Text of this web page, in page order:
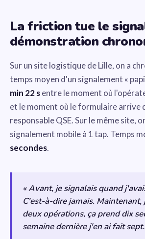
La friction tue le
démonstration
Sur un site logistique de Lille, on a
temps moyen d'un signalement «
min 22 sentre le moment où
et le moment où le formulaire arrive
responsable QSE. Sur le même site,
signalement mobile à 1 tap. Temps
secondes.
« Avant, je signalais quand
C'est-à-dire jamais. Maintenant,
deux opérations, ça prend dix
semaine dernière j'en ai fait